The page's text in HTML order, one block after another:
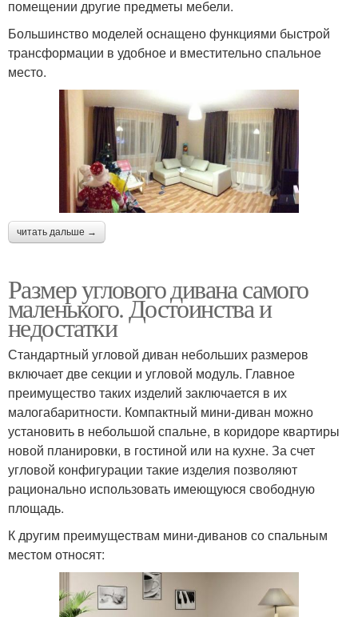
помещении другие предметы мебели.
Большинство моделей оснащено функциями быстрой
трансформации в удобное и вместительно спальное
место.
читать дальше →
Размер углового дивана самого
маленького. Достоинства и
недостатки
Стандартный угловой диван небольших размеров
включает две секции и угловой модуль. Главное
преимущество таких изделий заключается в их
малогабаритности. Компактный мини-диван можно
установить в небольшой спальне, в коридоре квартиры
новой планировки, в гостиной или на кухне. За счет
угловой конфигурации такие изделия позволяют
рационально использовать имеющуюся свободную
площадь.
К другим преимуществам мини-диванов со спальным
местом относят: